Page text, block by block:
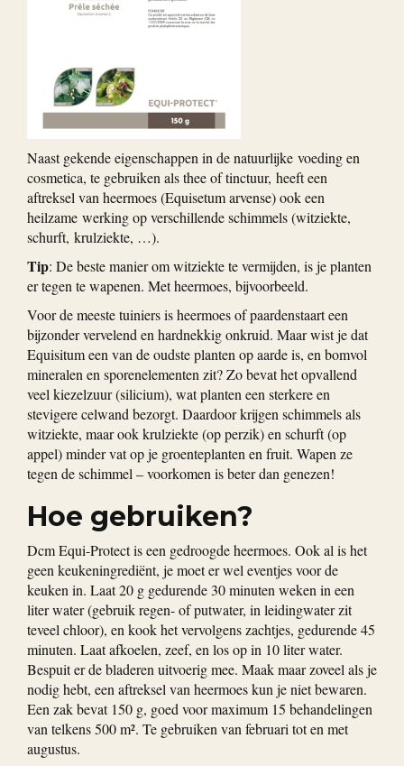
Naast gekende eigenschappen in de natuurlijke voeding en
cosmetica, te gebruiken als thee of tinctuur, heeft een
aftreksel van heermoes (Equisetum arvense) ook een
heilzame werking op verschillende schimmels (witziekte,
schurft, krulziekte, …).
Tip: De beste manier om witziekte te vermijden, is je planten
er tegen te wapenen. Met heermoes, bijvoorbeeld.
Voor de meeste tuiniers is heermoes of paardenstaart een
bijzonder vervelend en hardnekkig onkruid. Maar wist je dat
Equisitum een van de oudste planten op aarde is, en bomvol
mineralen en sporenelementen zit? Zo bevat het opvallend
veel kiezelzuur (silicium), wat planten een sterkere en
stevigere celwand bezorgt. Daardoor krijgen schimmels als
witziekte, maar ook krulziekte (op perzik) en schurft (op
appel) minder vat op je groenteplanten en fruit. Wapen ze
tegen de schimmel – voorkomen is beter dan genezen!
Hoe gebruiken?
Dcm Equi-Protect is een gedroogde heermoes. Ook al is het
geen keukeningrediënt, je moet er wel eventjes voor de
keuken in. Laat 20 g gedurende 30 minuten weken in een
liter water (gebruik regen- of putwater, in leidingwater zit
teveel chloor), en kook het vervolgens zachtjes, gedurende 45
minuten. Laat afkoelen, zeef, en los op in 10 liter water.
Bespuit er de bladeren uitvoerig mee. Maak maar zoveel als je
nodig hebt, een aftreksel van heermoes kun je niet bewaren.
Een zak bevat 150 g, goed voor maximum 15 behandelingen
van telkens 500 m². Te gebruiken van februari tot en met
augustus.